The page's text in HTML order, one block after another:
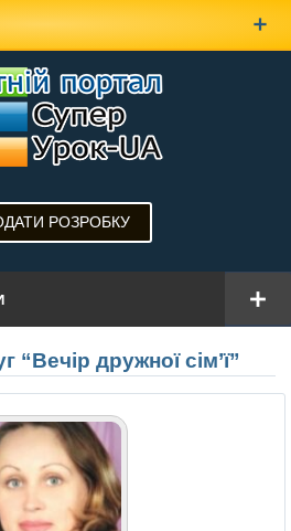
РОЗРОБКУ
“Вечір дружної сім’ї”